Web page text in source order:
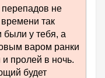
не
так
у тебя, а
варом ранки
пролей в ночь.
будет